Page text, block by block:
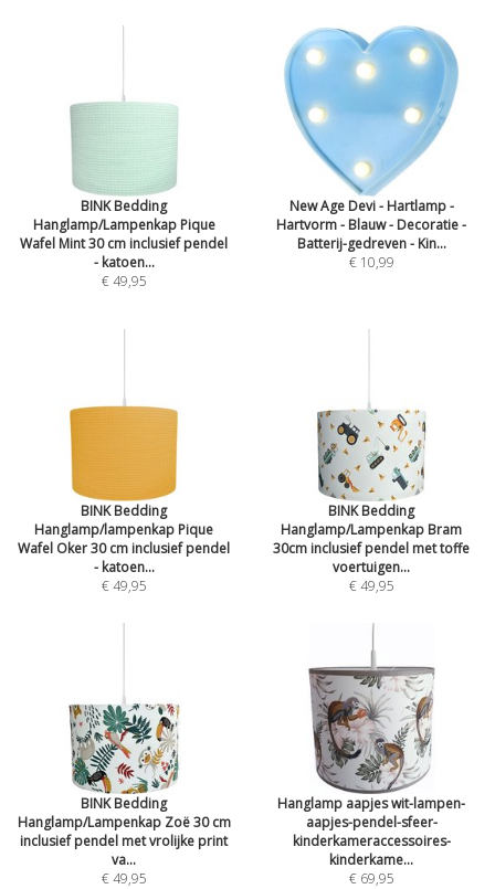
BINK Bedding
Hanglamp/Lampenkap Pique
Wafel Mint 30 cm inclusief pendel
- katoen...
€ 49,95
New Age Devi - Hartlamp -
Hartvorm - Blauw - Decoratie -
Batterij-gedreven - Kin...
€ 10,99
BINK Bedding
Hanglamp/lampenkap Pique
Wafel Oker 30 cm inclusief pendel
- katoen...
€ 49,95
BINK Bedding
Hanglamp/Lampenkap Bram
30cm inclusief pendel met toffe
voertuigen...
€ 49,95
BINK Bedding
Hanglamp/Lampenkap Zoë 30 cm
inclusief pendel met vrolijke print
va...
€ 49,95
Hanglamp aapjes wit-lampen-
aapjes-pendel-sfeer-
kinderkameraccessoires-
kinderkame...
€ 69,95